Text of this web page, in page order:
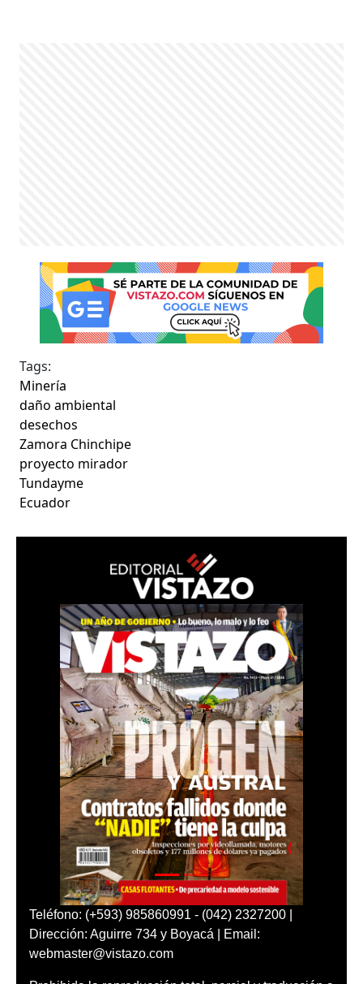
Tags:
Minería
daño ambiental
desechos
Zamora Chinchipe
proyecto mirador
Tundayme
Ecuador
Teléfono: (+593) 985860991 - (042) 2327200 |
Dirección: Aguirre 734 y Boyacá | Email:
webmaster@vistazo.com